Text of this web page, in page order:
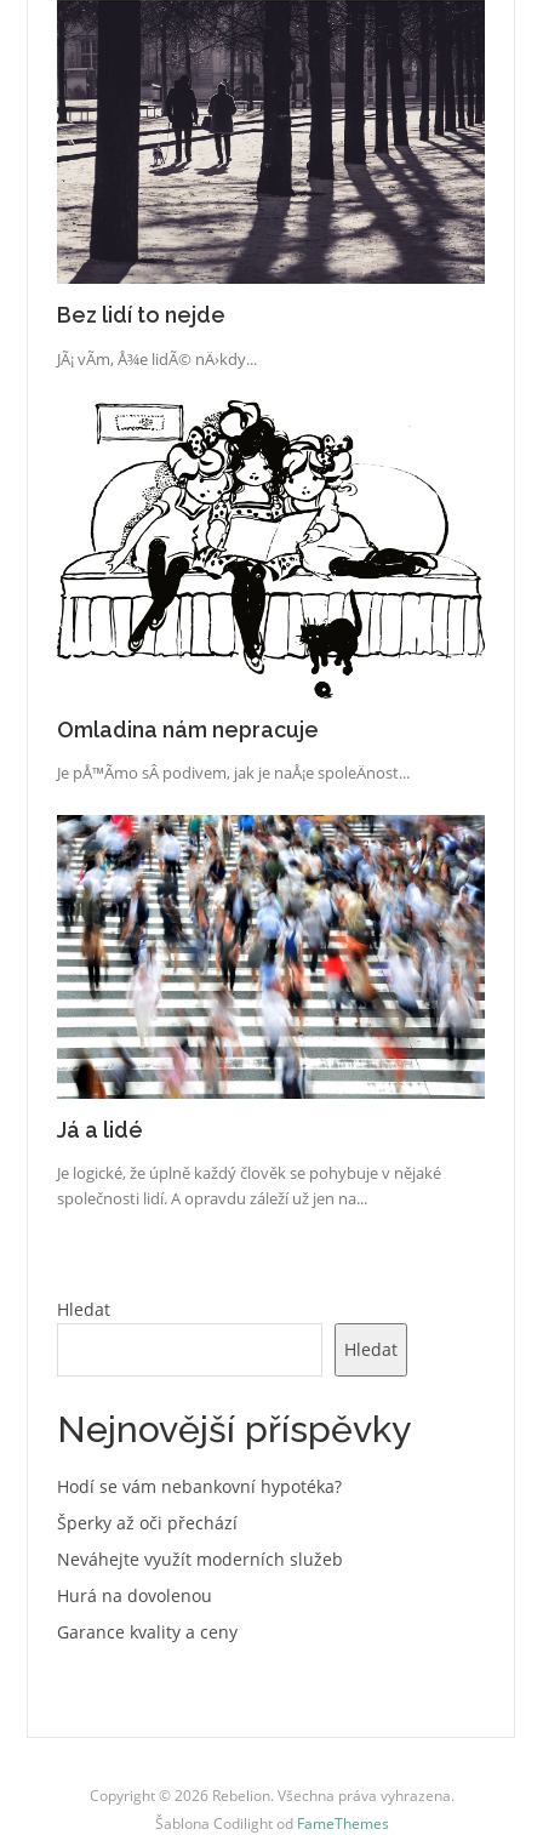
Bez lidí to nejde
JÃ¡ vÃ­m, Å¾e lidÃ© nÄ›kdy...
Omladina nám nepracuje
Je pÅ™Ã­mo sÂ podivem, jak je naÅ¡e spoleÄnost...
Já a lidé
Je logické, že úplně každý člověk se pohybuje v nějaké
společnosti lidí. A opravdu záleží už jen na...
Hledat
Hledat
Nejnovější příspěvky
Hodí se vám nebankovní hypotéka?
Šperky až oči přechází
Neváhejte využít moderních služeb
Hurá na dovolenou
Garance kvality a ceny
Copyright © 2026 Rebelion. Všechna práva vyhrazena.
Šablona Codilight od FameThemes